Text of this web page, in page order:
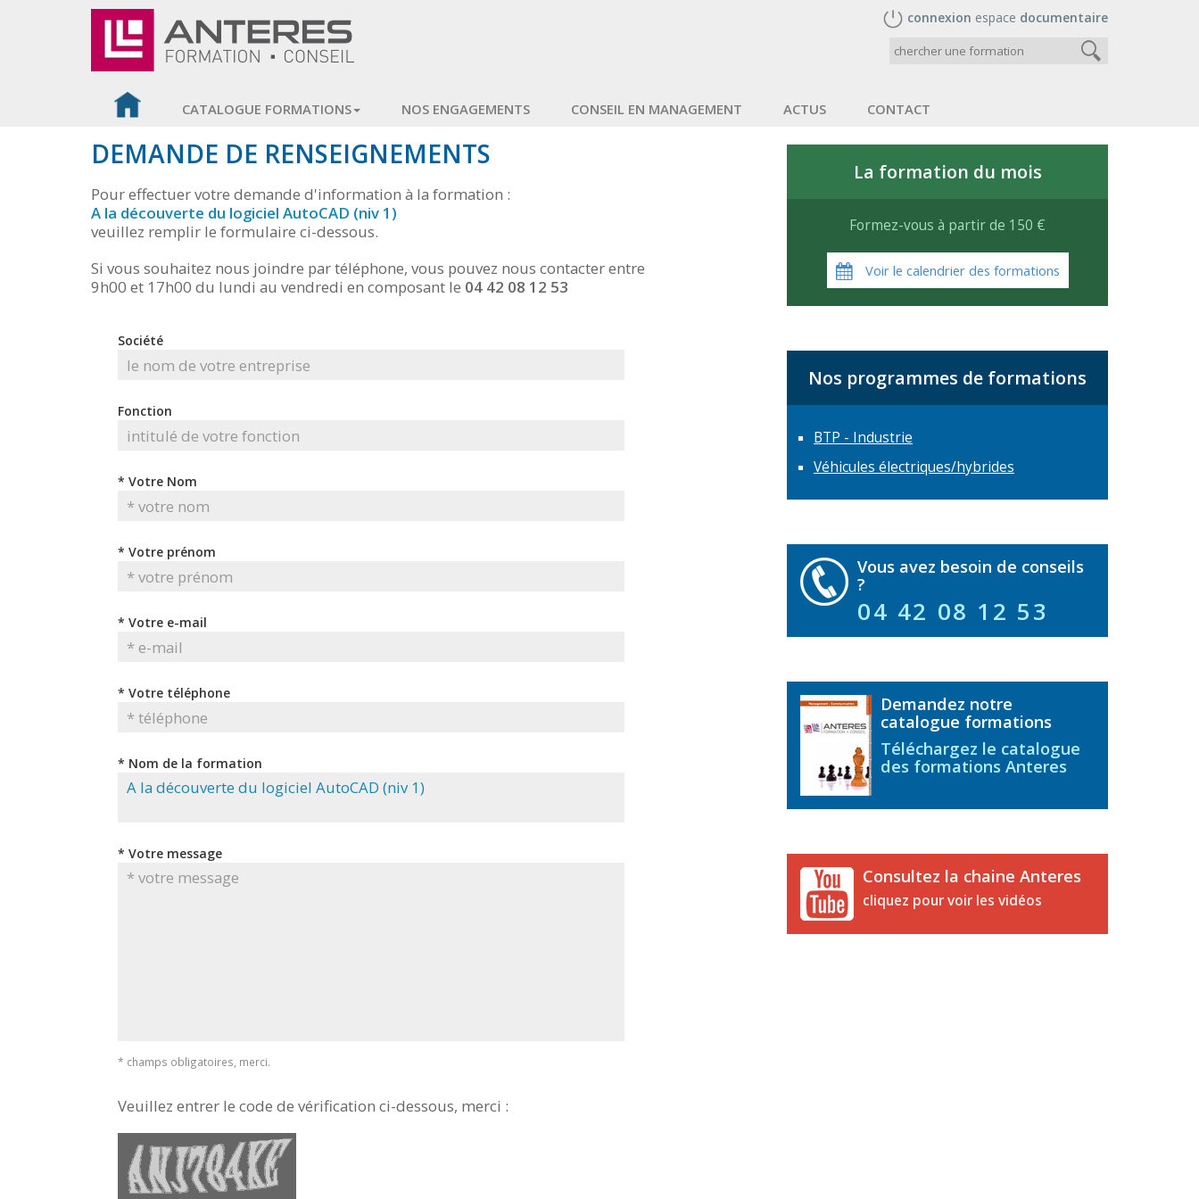
connexion espace documentaire
CATALOGUE FORMATIONS NOS ENGAGEMENTS CONSEIL EN MANAGEMENT ACTUS CONTACT
DEMANDE DE RENSEIGNEMENTS
Pour effectuer votre demande d'information à la formation :
A la découverte du logiciel AutoCAD (niv 1)
veuillez remplir le formulaire ci-dessous.
Si vous souhaitez nous joindre par téléphone, vous pouvez nous contacter entre
9h00 et 17h00 du lundi au vendredi en composant le 04 42 08 12 53
Société
Fonction
* Votre Nom
* Votre prénom
* Votre e-mail
* Votre téléphone
* Nom de la formation
* Votre message
* champs obligatoires, merci.
Veuillez entrer le code de vérification ci-dessous, merci :
La formation du mois
Formez-vous à partir de 150 €
Voir le calendrier des formations
Nos programmes de formations
BTP - Industrie
Véhicules électriques/hybrides
Vous avez besoin de conseils
?
04 42 08 12 53
Demandez notre
catalogue formations
Téléchargez le catalogue
des formations Anteres
Consultez la chaine Anteres
cliquez pour voir les vidéos